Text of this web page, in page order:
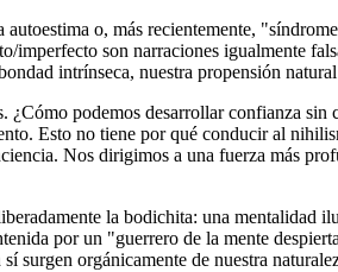
o, más recientemente,
son narraciones igualmente
intrínseca, nuestra propensión
¿Cómo podemos desarrollar confianza
Esto no tiene por qué conducir al
Nos dirigimos a una fuerza más
la bodichita: una mentalidad
por un "guerrero de la mente
surgen orgánicamente de nuestra